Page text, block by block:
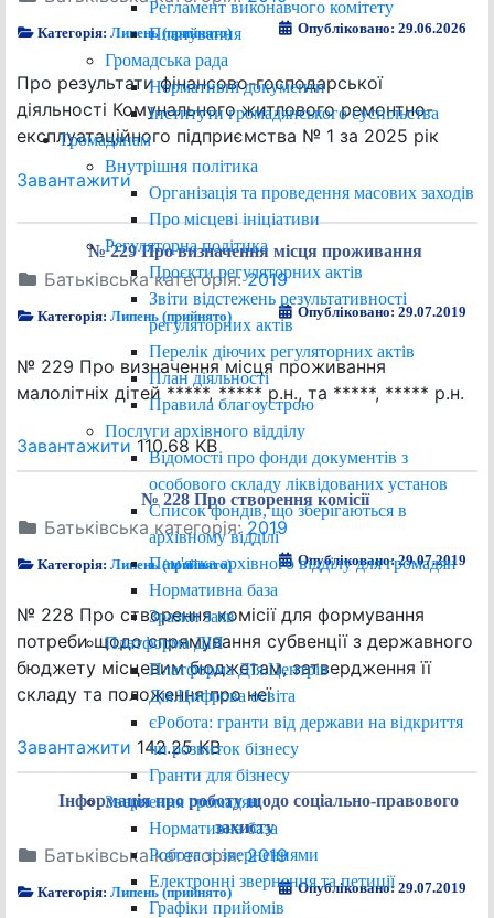
Регламент виконавчого комітету
Планування
Громадська рада
Нормативні документи
Інститути громадянського суспільства
Громадянам
Внутрішня політика
Організація та проведення масових заходів
Про місцеві ініціативи
Регуляторна політика
Проєкти регуляторних актів
Звіти відстежень результативності
регуляторних актів
Перелік діючих регуляторних актів
План діяльності
Правила благоустрою
Послуги архівного відділу
Відомості про фонди документів з
особового складу ліквідованих установ
Список фондів, що зберігаються в
архівному відділі
Пам'ятка архівного відділу для громадян
Нормативна база
Зразки заяв
Платформа ДІЯ
Платформа ДІя.Центрів
Дія.Цифрова освіта
єРобота: гранти від держави на відкриття
чи розвиток бізнесу
Гранти для бізнесу
Звернення громадян
Нормативна база
Робота зі зверненнями
Електронні звернення та петиції
Графіки прийомів
Категорія:Липень (прийнято) Опубліковано: 29.06.2026
Про результати фінансово-господарської
діяльності Комунального житлового ремонтно-
експлуатаційного підприємства № 1 за 2025 рік
Завантажити
№ 229 Про визначення місця проживання
Батьківська категорія:2019
Категорія:Липень (прийнято) Опубліковано: 29.07.2019
№ 229 Про визначення місця проживання
малолітніх дітей *****, ***** р.н., та *****, ***** р.н.
Завантажити 110.68 KB
№ 228 Про створення комісії
Батьківська категорія: 2019
Категорія:Липень (прийнято) Опубліковано: 29.07.2019
№ 228 Про створення комісії для формування
потреби щодо спрямування субвенції з державного
бюджету місцевим бюджетам, затвердження її
складу та положення про неї
Завантажити 142.25 KB
Інформація про роботу щодо соціально-правового
захисту
Батьківська категорія:2019
Категорія:Липень (прийнято) Опубліковано: 29.07.2019